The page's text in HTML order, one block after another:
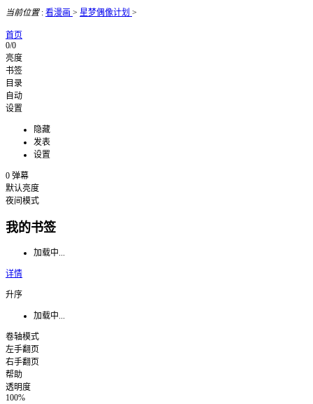
当前位置: 看漫画 > 星梦偶像计划 >
首页
0/0
亮度
书签
目录
自动
设置
隐藏
发表
设置
0 弹幕
默认亮度
夜间模式
我的书签
加载中...
详情
升序
加载中...
卷轴模式
左手翻页
右手翻页
帮助
透明度
100%